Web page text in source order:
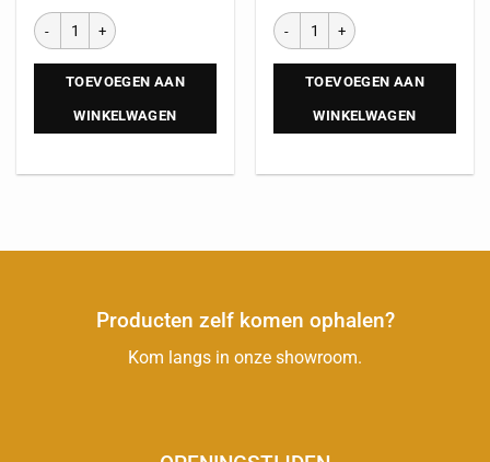
TOEVOEGEN AAN
WINKELWAGEN
TOEVOEGEN AAN
WINKELWAGEN
Producten zelf komen ophalen?
Kom langs in onze showroom.